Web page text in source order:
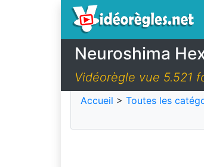
Neuroshima
Vidéorègle vue 5.521
Accueil > Toutes les